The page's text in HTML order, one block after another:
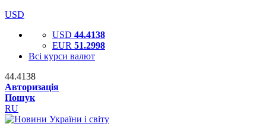
USD
USD 44.4138
EUR 51.2998
Всі курси валют
44.4138
Авторизація
Пошук
RU